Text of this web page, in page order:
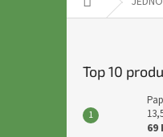
Top 10
69